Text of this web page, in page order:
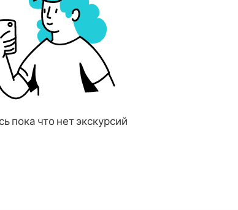
пока что нет экскурсий